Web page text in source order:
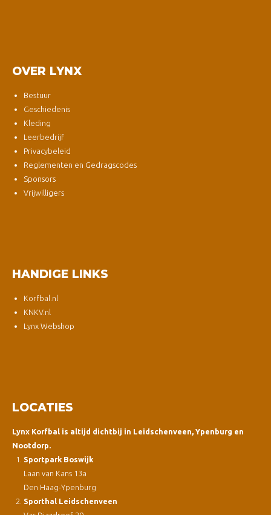
OVER LYNX
Bestuur
Geschiedenis
Kleding
Leerbedrijf
Privacybeleid
Reglementen en Gedragscodes
Sponsors
Vrijwilligers
HANDIGE LINKS
Korfbal.nl
KNKV.nl
Lynx Webshop
LOCATIES
Lynx Korfbal is altijd dichtbij in Leidschenveen, Ypenburg en
Nootdorp.
Sportpark Boswijk
Laan van Kans 13a
Den Haag-Ypenburg
Sporthal Leidschenveen